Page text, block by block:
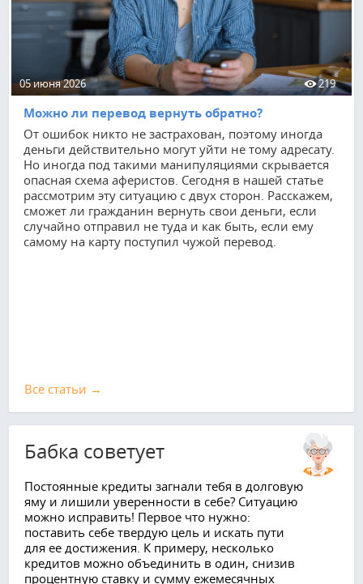
05 июня 2026 219
Можно ли перевод вернуть обратно?
От ошибок никто не застрахован, поэтому иногда
деньги действительно могут уйти не тому адресату.
Но иногда под такими манипуляциями скрывается
опасная схема аферистов. Сегодня в нашей статье
рассмотрим эту ситуацию с двух сторон. Расскажем,
сможет ли гражданин вернуть свои деньги, если
случайно отправил не туда и как быть, если ему
самому на карту поступил чужой перевод.
Все cтатьи →
Бабка советует
Постоянные кредиты загнали тебя в долговую
яму и лишили уверенности в себе? Ситуацию
можно исправить! Первое что нужно:
поставить себе твердую цель и искать пути
для ее достижения. К примеру, несколько
кредитов можно объединить в один, снизив
процентную ставку и сумму ежемесячных